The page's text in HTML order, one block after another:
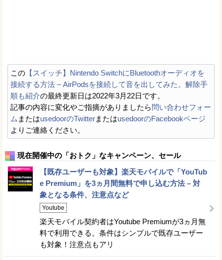
この 【スイッチ】Nintendo SwitchにBluetoothオーディオを
接続する方法 – AirPodsを接続して音を出してみた。解除手
順も紹介の最終更新日は2022年3月22日です。
記事の内容に変化やご指摘がありましたら問い合わせフォー
ム またはusedoorのTwitterまたはusedoorのFacebookページ
よりご連絡ください。
現在開催中の「おトク」なキャンペーン、セール
【既存ユーザーも対象】楽天モバイルで「YouTub
e Premium」を3ヵ月間無料で申し込む方法 – 対
象となる条件、注意点など
Youtube
楽天モバイル契約者はYoutube Premiumが3ヵ月無
料で利用できる。条件はシンプルで既存ユーザー
も対象！注意点もアリ